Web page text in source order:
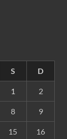
S D
1 2
8 9
15 16